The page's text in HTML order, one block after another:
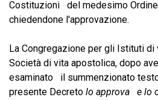
Costituzioni del medesimo Ordine
chiedendone l'approvazione.
La Congregazione per gli Istituti
Società di vita apostolica, dopo
esaminato il summenzionato
presente Decreto lo approva e lo